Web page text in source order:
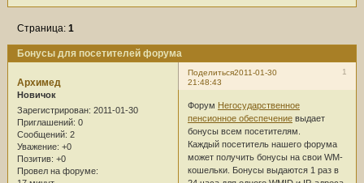
Бонусы для посетителей форума
Страница:1
Поделиться 1
2011-01-30
21:48:43
Архимед
Новичок
Зарегистрирован: 2011-01-30
Приглашений: 0
Сообщений: 2
Уважение: +0
Позитив: +0
Провел на форуме:
Форум Негосударственное
пенсионное обеспечениевыдает
бонусы всем посетителям.
Каждый посетитель нашего форума
может получить бонусы на свои WM-
кошельки. Бонусы выдаются 1 раз в